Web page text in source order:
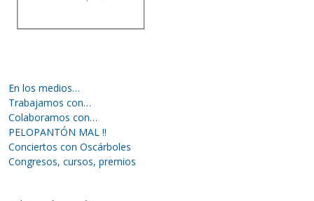
En los medios…
Trabajamos con…
Colaboramos con…
PELOPANTÓN MAL !!
Conciertos con Oscárboles
Congresos, cursos, premios